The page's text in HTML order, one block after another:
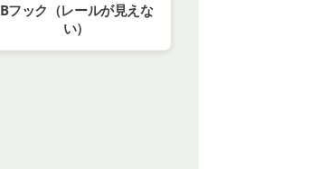
Bフック（レールが見えな
い）